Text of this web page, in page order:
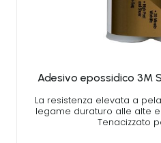
Adesivo epossidico 3M
La resistenza elevata a
legame duraturo alle alte
Tenacizzato